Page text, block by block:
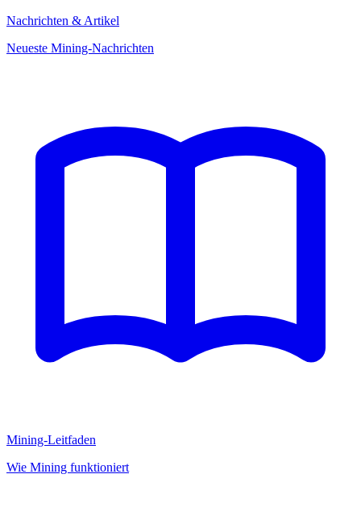
Nachrichten & Artikel
Neueste Mining-Nachrichten
Mining-Leitfaden
Wie Mining funktioniert